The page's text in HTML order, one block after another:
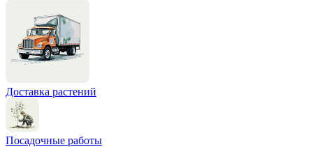
Доставка растений
Посадочные работы